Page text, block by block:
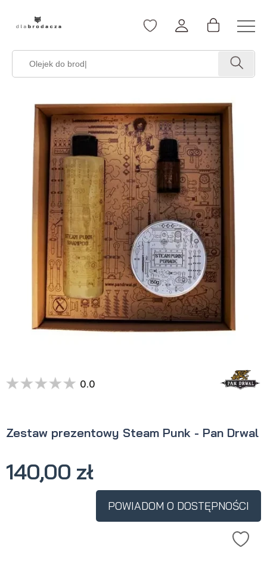
Zestaw prezentowy Steam Punk - Pan Drwal
0.0
140,00 zł
POWIADOM O DOSTĘPNOŚCI